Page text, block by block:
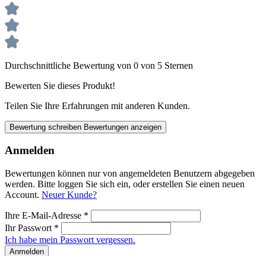
Durchschnittliche Bewertung von 0 von 5 Sternen
Bewerten Sie dieses Produkt!
Teilen Sie Ihre Erfahrungen mit anderen Kunden.
Bewertung schreiben Bewertungen anzeigen
Anmelden
Bewertungen können nur von angemeldeten Benutzern abgegeben
werden. Bitte loggen Sie sich ein, oder erstellen Sie einen neuen
Account. Neuer Kunde?
Ihre E-Mail-Adresse *
Ihr Passwort *
Ich habe mein Passwort vergessen.
Anmelden